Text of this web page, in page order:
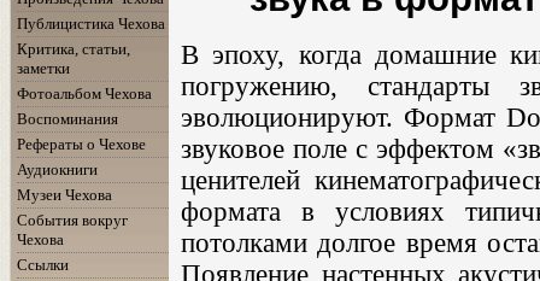
Публицистика Чехова
Критика, статьи,
заметки
Фотоальбом Чехова
Воспоминания
Рефераты о Чехове
Аудиокниги
Музеи Чехова
События вокруг
Чехова
Ссылки
В эпоху, когда домашние
погружению, стандарты
эволюционируют. Формат
звуковое поле с эффектом
ценителей
формата в условиях
потолками долгое время
Появление настенных